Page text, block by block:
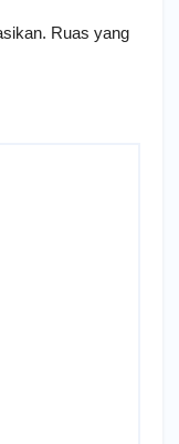
Ruas yang